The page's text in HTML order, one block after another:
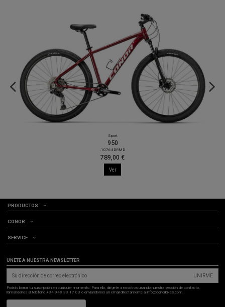
PRODUCTOS
CONOR
SERVICE
ÚNETE A NUESTRA NEWSLETTER
UNIRME
Podrás borrar tu suscripción en cualquier momento. Para ello, dirígete a nosotros usando nuestra sección de contacto,
llámandonos al teléfono +34 948 33 17 03 o enviándonos un email directamente a info@conorbikes.com.